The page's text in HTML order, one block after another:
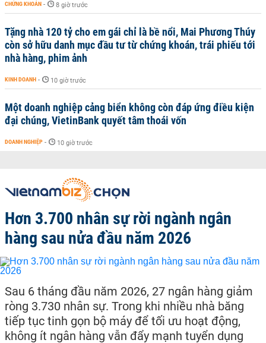
CHỨNG KHOÁN - 8 giờ trước
Tặng nhà 120 tỷ cho em gái chỉ là bề nổi, Mai Phương Thúy
còn sở hữu danh mục đầu tư từ chứng khoán, trái phiếu tới
nhà hàng, phim ảnh
KINH DOANH - 10 giờ trước
Một doanh nghiệp cảng biển không còn đáp ứng điều kiện
đại chúng, VietinBank quyết tâm thoái vốn
DOANH NGHIỆP - 10 giờ trước
Hơn 3.700 nhân sự rời ngành ngân
hàng sau nửa đầu năm 2026
Sau 6 tháng đầu năm 2026, 27 ngân hàng giảm
ròng 3.730 nhân sự. Trong khi nhiều nhà băng
tiếp tục tinh gọn bộ máy để tối ưu hoạt động,
không ít ngân hàng vẫn đẩy mạnh tuyển dụng